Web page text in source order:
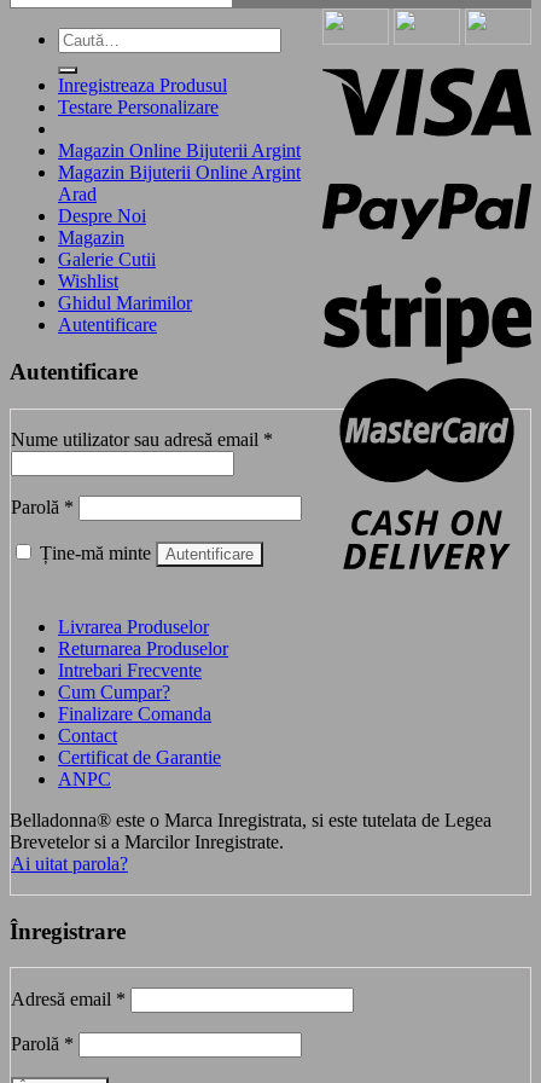
Livrarea Produselor
Returnarea Produselor
Intrebari Frecvente
Cum Cumpar?
Finalizare Comanda
Contact
Certificat de Garantie
ANPC
Belladonna® este o Marca Inregistrata, si este tutelata de Legea
Brevetelor si a Marcilor Inregistrate.
Caută
după:
Inregistreaza Produsul
Testare Personalizare
Magazin Online Bijuterii Argint
Magazin Bijuterii Online Argint
Arad
Despre Noi
Magazin
Galerie Cutii
Wishlist
Ghidul Marimilor
Autentificare
Autentificare
Nume utilizator sau adresă email * Obligatoriu
Parolă *
Ține-mă minte Autentificare
Ai uitat parola?
Înregistrare
Adresă email *
Parolă *